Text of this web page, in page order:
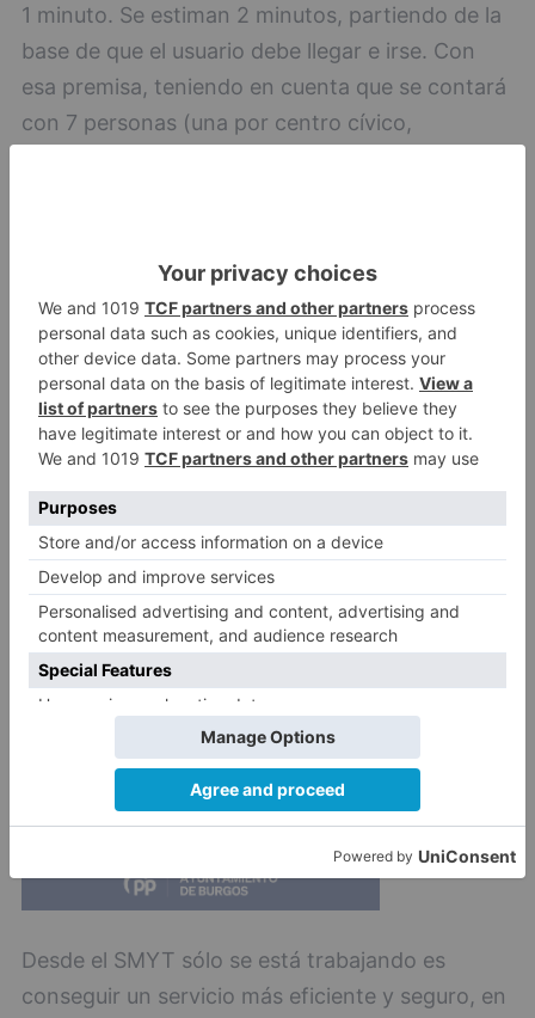
1 minuto. Se estiman 2 minutos, partiendo de la
base de que el usuario debe llegar e irse. Con
esa premisa, teniendo en cuenta que se contará
con 7 personas (una por centro cívico,
100.000 tarjetas bonobur activas con las que se
contaría en el sistema).
En cuanto a las condiciones de trabajo, todos
los trabajadores cuentan y contarán con su
protección individual y con la protección
colectiva (pantallas), tanto en las oficinas de
Virgen del Manzano (que se desinfectan a
diario) como en los puntos habilitados en los
centros cívicos.
Desde el SMYT sólo se está trabajando es
conseguir un servicio más eficiente y seguro, en